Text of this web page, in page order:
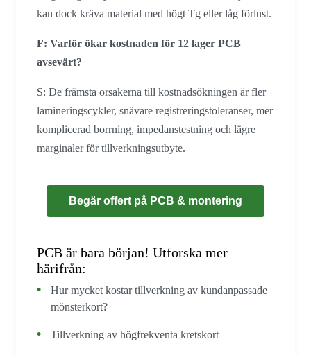
kan dock kräva material med högt Tg eller låg förlust.
F: Varför ökar kostnaden för 12 lager PCB
avsevärt?
S: De främsta orsakerna till kostnadsökningen är fler
lamineringscykler, snävare registreringstoleranser, mer
komplicerad borrning, impedanstestning och lägre
marginaler för tillverkningsutbyte.
Begär offert på PCB & montering
PCB är bara början! Utforska mer
härifrån:
Hur mycket kostar tillverkning av kundanpassade
mönsterkort?
Tillverkning av högfrekventa kretskort